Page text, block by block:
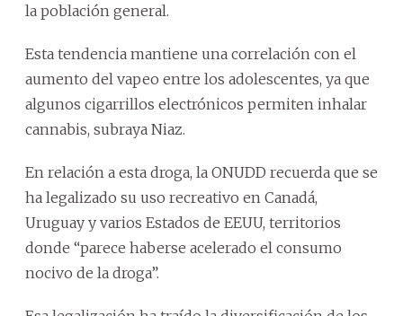
la población general.
Esta tendencia mantiene una correlación con el
aumento del vapeo entre los adolescentes, ya que
algunos cigarrillos electrónicos permiten inhalar
cannabis, subraya Niaz.
En relación a esta droga, la ONUDD recuerda que se
ha legalizado su uso recreativo en Canadá,
Uruguay y varios Estados de EEUU, territorios
donde “parece haberse acelerado el consumo
nocivo de la droga”.